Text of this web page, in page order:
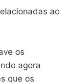
ao
os
agora
que os